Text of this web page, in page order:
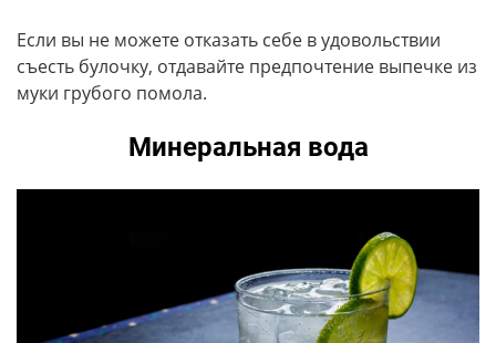
Если вы не можете отказать себе в удовольствии
съесть булочку, отдавайте предпочтение выпечке из
муки грубого помола.
Минеральная вода